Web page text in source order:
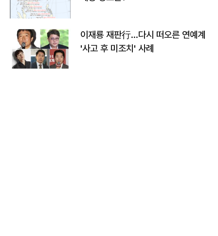
이재룡 재판行…다시 떠오른 연예계
'사고 후 미조치' 사례